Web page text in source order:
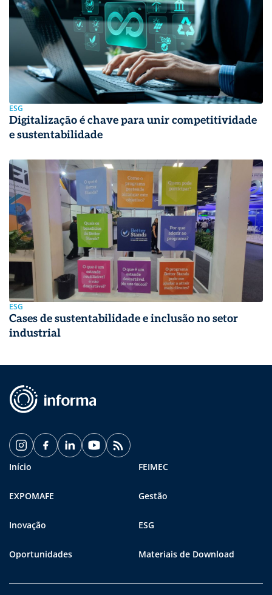
ESG
Digitalização é chave para unir competitividade
e sustentabilidade
ESG
Cases de sustentabilidade e inclusão no setor
industrial
Início FEIMEC
EXPOMAFE Gestão
Inovação ESG
Oportunidades Materiais de Download